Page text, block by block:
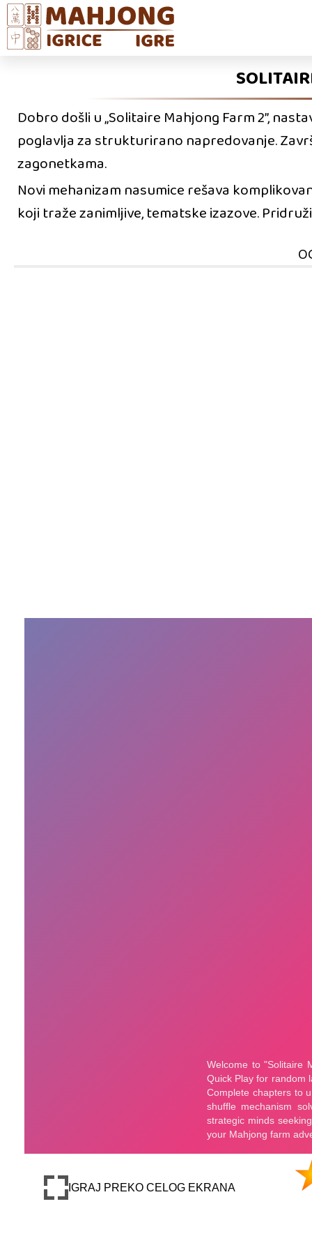
Dobro došli u „Solitaire Mahjong Farm 2”,
poglavlja za strukturirano napredovanje.
zagonetkama.
Novi mehanizam nasumice rešava
koji traže zanimljive, tematske izazove.
IGRAJ PREKO CELOG EKRANA